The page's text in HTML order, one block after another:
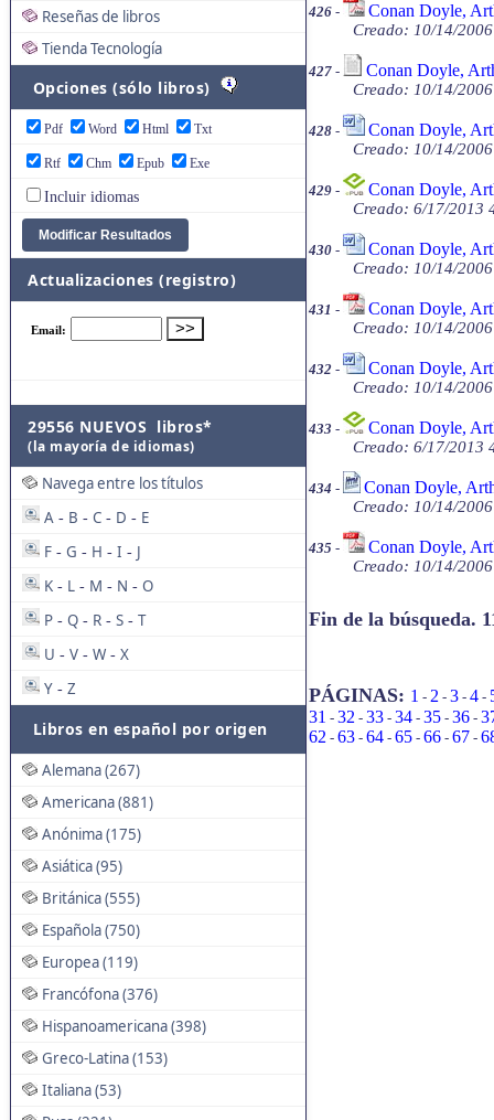
Reseñas de libros
Tienda Tecnología
Opciones (sólo libros)
Pdf Word Html Txt
Rtf Chm Epub Exe
Incluir idiomas
Actualizaciones (registro)
29556 NUEVOS libros*
(la mayoría de idiomas)
Navega entre los títulos
A - B - C - D - E
F - G - H - I - J
K - L - M - N - O
P - Q - R - S - T
U - V - W - X
Y - Z
Libros en español por origen
Alemana (267)
Americana (881)
Anónima (175)
Asiática (95)
Británica (555)
Española (750)
Europea (119)
Francófona (376)
Hispanoamericana (398)
Greco-Latina (153)
Italiana (53)
426 - Conan Doyle,
Creado: 10/14/
427 - Conan Doyle,
Creado: 10/14/
428 - Conan Doyle,
Creado: 10/14/
429 - Conan Doyle,
Creado: 6/17/2013
430 - Conan Doyle,
Creado: 10/14/
431 - Conan Doyle,
Creado: 10/14/
432 - Conan Doyle,
Creado: 10/14/
433 - Conan Doyle,
Creado: 6/17/2013
434 - Conan Doyle,
Creado: 10/14/
435 - Conan Doyle,
Creado: 10/14/
Fin de la búsqueda.
PÁGINAS: 1 - 2 - 3 - 4 -
31 - 32 - 33 - 34 - 35 - 36 -
62 - 63 - 64 - 65 - 66 - 67 -